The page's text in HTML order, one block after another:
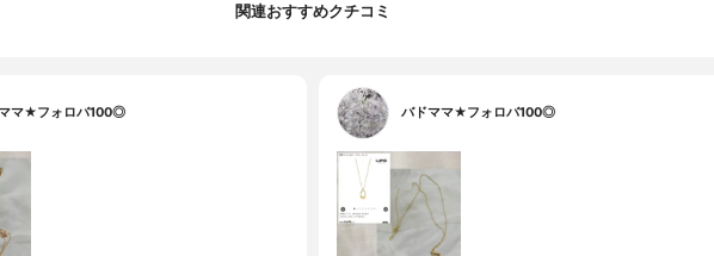
関連おすすめクチコミ
マ★フォロバ100◎ バドママ★フォロバ100◎